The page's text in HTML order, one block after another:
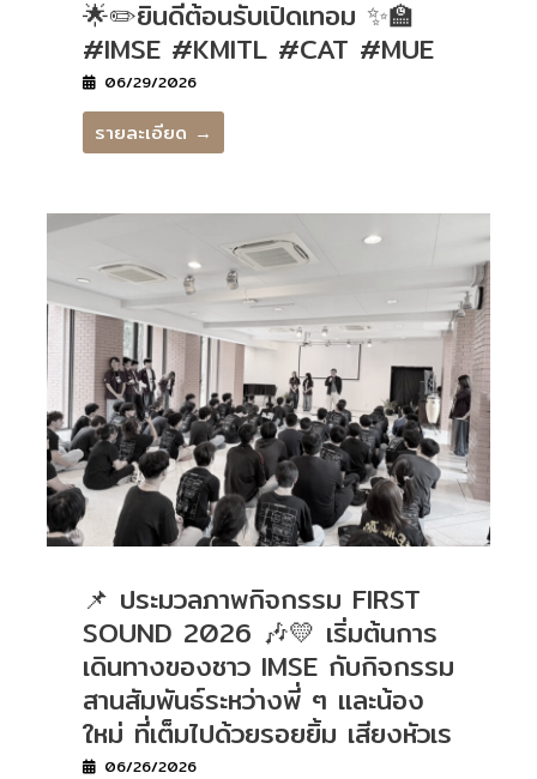
🌟✏️ยินดีต้อนรับเปิดเทอม ✨🏫
#IMSE #KMITL #CAT #MUE
06/29/2026
รายละเอียด →
📌 ประมวลภาพกิจกรรม FIRST
SOUND 2026 🎶💛 เริ่มต้นการ
เดินทางของชาว IMSE กับกิจกรรม
สานสัมพันธ์ระหว่างพี่ ๆ และน้อง
ใหม่ ที่เต็มไปด้วยรอยยิ้ม เสียงหัวเร
06/26/2026